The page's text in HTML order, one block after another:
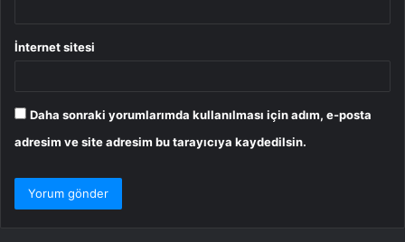
İnternet sitesi
Daha sonraki yorumlarımda kullanılması için adım, e-posta
adresim ve site adresim bu tarayıcıya kaydedilsin.